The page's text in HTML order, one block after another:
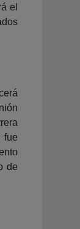
el
fue
de